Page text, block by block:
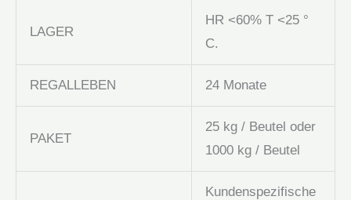
LAGER
HR <60% T <25 °
C.
REGALLEBEN 24 Monate
PAKET
25 kg / Beutel oder
1000 kg / Beutel
Kundenspezifische